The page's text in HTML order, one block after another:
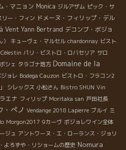
・マニョン Monica ジルアザム ピック・サ
リー・フィン ドメーヌ・フィリップ・デル
Vent Yann Bertrand デコンブ・ボジョ
キューヴェ・マルセル chardonnay ビスト
パリ・ビストロ・ロバセリア サロ
シェ タラゴナ地方 Domaine de la
ョレ Bodega Cauzon ビストロ・フラコン2
シレックス 小松さん Bistro SHUN Vin
エナ フィリップ Moritaka san 戸田社長
・ぺノ Vendange 2018 Lapierre ブルイ ミ
Morgon2017 9カーヴ ボジョレワイン全体
ジュ アントワーヌ・エ・ローランス・ジョリ
よろずや・リショームの歴史 Nomura